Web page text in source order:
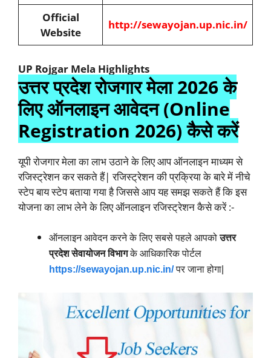
Official
Website
http://sewayojan.up.nic.in/
UP Rojgar Mela Highlights
उत्तर प्रदेश रोजगार मेला 2026 के
लिए ऑनलाइन आवेदन (Online
Registration 2026) कैसे करें
यूपी रोजगार मेला का लाभ उठाने के लिए आप ऑनलाइन माध्यम से
रजिस्ट्रेशन कर सकते हैं| रजिस्ट्रेशन की प्रक्रिया के बारे में नीचे
स्टेप बाय स्टेप बताया गया है जिससे आप यह समझ सकते हैं कि इस
योजना का लाभ लेने के लिए ऑनलाइन रजिस्ट्रेशन कैसे करें :-
ऑनलाइन आवेदन करने के लिए सबसे पहले आपकोउत्तर
प्रदेश सेवायोजन विभागके आधिकारिक पोर्टल
https://sewayojan.up.nic.in/पर जाना होगा|